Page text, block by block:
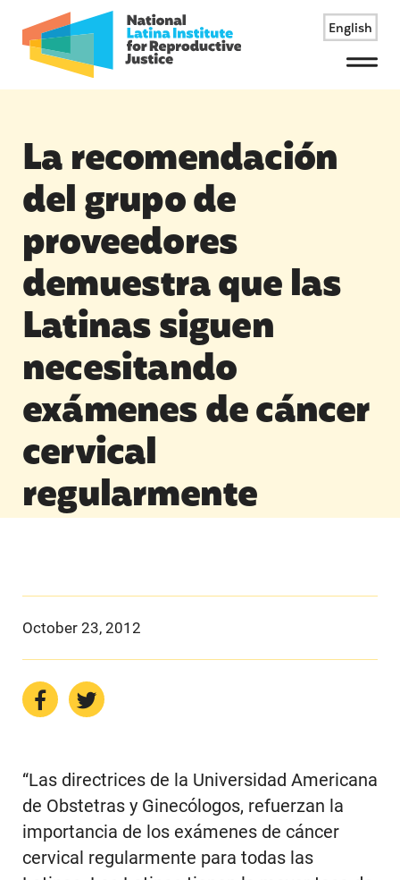
English
Menu
La recomendación
del grupo de
proveedores
demuestra que las
Latinas siguen
necesitando
exámenes de cáncer
cervical
regularmente
October 23, 2012
“Las directrices de la Universidad Americana
de Obstetras y Ginecólogos, refuerzan la
importancia de los exámenes de cáncer
cervical regularmente para todas las